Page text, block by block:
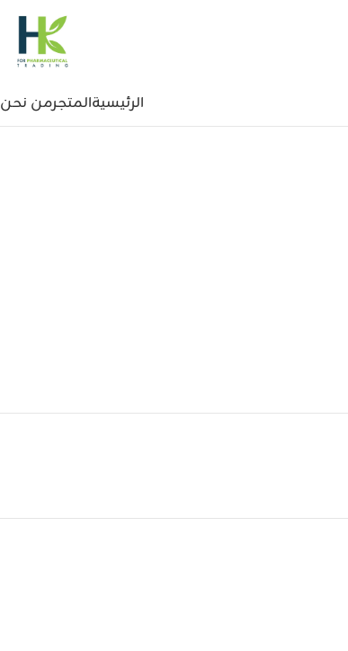
الرئيسيةالمتجرمن نحن